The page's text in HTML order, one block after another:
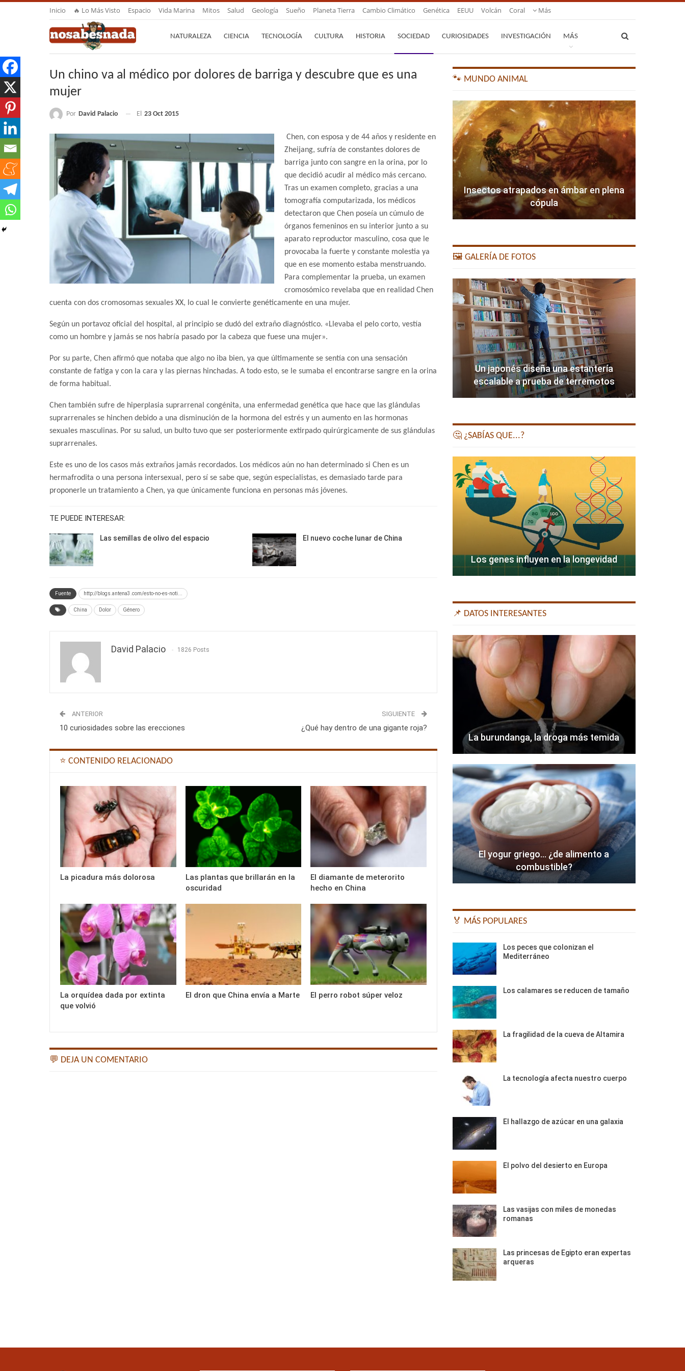
Inicio 🔥 Lo Más Visto Espacio Vida Marina Mitos Salud Geología Sueño Planeta Tierra Cambio Climático Genética EEUU Volcán Coral Más
NATURALEZA CIENCIA TECNOLOGÍA CULTURA HISTORIA SOCIEDAD CURIOSIDADES INVESTIGACIÓN MÁS
Un chino va al médico por dolores de barriga y descubre que es una
mujer
Por David Palacio El 23 Oct 2015
Chen, con esposa y de 44 años y residente en
Zheijang, sufría de constantes dolores de
barriga junto con sangre en la orina, por lo
que decidió acudir al médico más cercano.
Tras un examen completo, gracias a una
tomografía computarizada, los médicos
detectaron que Chen poseía un cúmulo de
órganos femeninos en su interior junto a su
aparato reproductor masculino, cosa que le
provocaba la fuerte y constante molestia ya
que en ese momento estaba menstruando.
Para complementar la prueba, un examen
cromosómico revelaba que en realidad Chen
cuenta con dos cromosomas sexuales XX, lo cual le convierte genéticamente en una mujer.
Según un portavoz oficial del hospital, al principio se dudó del extraño diagnóstico. «Llevaba el pelo corto, vestía
como un hombre y jamás se nos habría pasado por la cabeza que fuese una mujer».
Por su parte, Chen afirmó que notaba que algo no iba bien, ya que últimamente se sentía con una sensación
constante de fatiga y con la cara y las piernas hinchadas. A todo esto, se le sumaba el encontrarse sangre en la orina
de forma habitual.
Chen también sufre de hiperplasia suprarrenal congénita, una enfermedad genética que hace que las glándulas
suprarrenales se hinchen debido a una disminución de la hormona del estrés y un aumento en las hormonas
sexuales masculinas. Por su salud, un bulto tuvo que ser posteriormente extirpado quirúrgicamente de sus glándulas
suprarrenales.
Este es uno de los casos más extraños jamás recordados. Los médicos aún no han determinado si Chen es un
hermafrodita o una persona intersexual, pero sí se sabe que, según especialistas, es demasiado tarde para
proponerle un tratamiento a Chen, ya que únicamente funciona en personas más jóvenes.
TE PUEDE INTERESAR:
Las semillas de olivo del espacio El nuevo coche lunar de China
Fuente http://blogs.antena3.com/esto-no-es-noti...
China Dolor Género
David Palacio 1826 Posts
ANTERIOR
10 curiosidades sobre las erecciones
SIGUIENTE
¿Qué hay dentro de una gigante roja?
⭐ CONTENIDO RELACIONADO
La picadura más dolorosa
Las plantas que brillarán en la
oscuridad
El diamante de meterorito
hecho en China
La orquídea dada por extinta
que volvió
El dron que China envía a Marte El perro robot súper veloz
💬 DEJA UN COMENTARIO
🐾 MUNDO ANIMAL
Insectos atrapados en ámbar en plena
cópula
🖼️ GALERÍA DE FOTOS
Un japonés diseña una estantería
escalable a prueba de terremotos
🤔 ¿SABÍAS QUE...?
Los genes influyen en la longevidad
📌 DATOS INTERESANTES
La burundanga, la droga más temida
El yogur griego… ¿de alimento a
combustible?
🏅 MÁS POPULARES
Los peces que colonizan el
Mediterráneo
Los calamares se reducen de tamaño
La fragilidad de la cueva de Altamira
La tecnología afecta nuestro cuerpo
El hallazgo de azúcar en una galaxia
El polvo del desierto en Europa
Las vasijas con miles de monedas
romanas
Las princesas de Egipto eran expertas
arqueras